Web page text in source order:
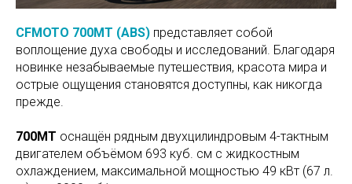
CFMOTO 700MT (ABS) представляет собой
воплощение духа свободы и исследований. Благодаря
новинке незабываемые путешествия, красота мира и
острые ощущения становятся доступны, как никогда
прежде.
700MT оснащён рядным двухцилиндровым 4-тактным
двигателем объёмом 693 куб. см с жидкостным
охлаждением, максимальной мощностью 49 кВт (67 л.